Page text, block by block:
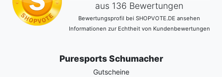
aus 136 Bewertungen
Bewertungsprofil bei SHOPVOTE.DE ansehen
Informationen zur Echtheit von Kundenbewertungen
Puresports Schumacher
Gutscheine